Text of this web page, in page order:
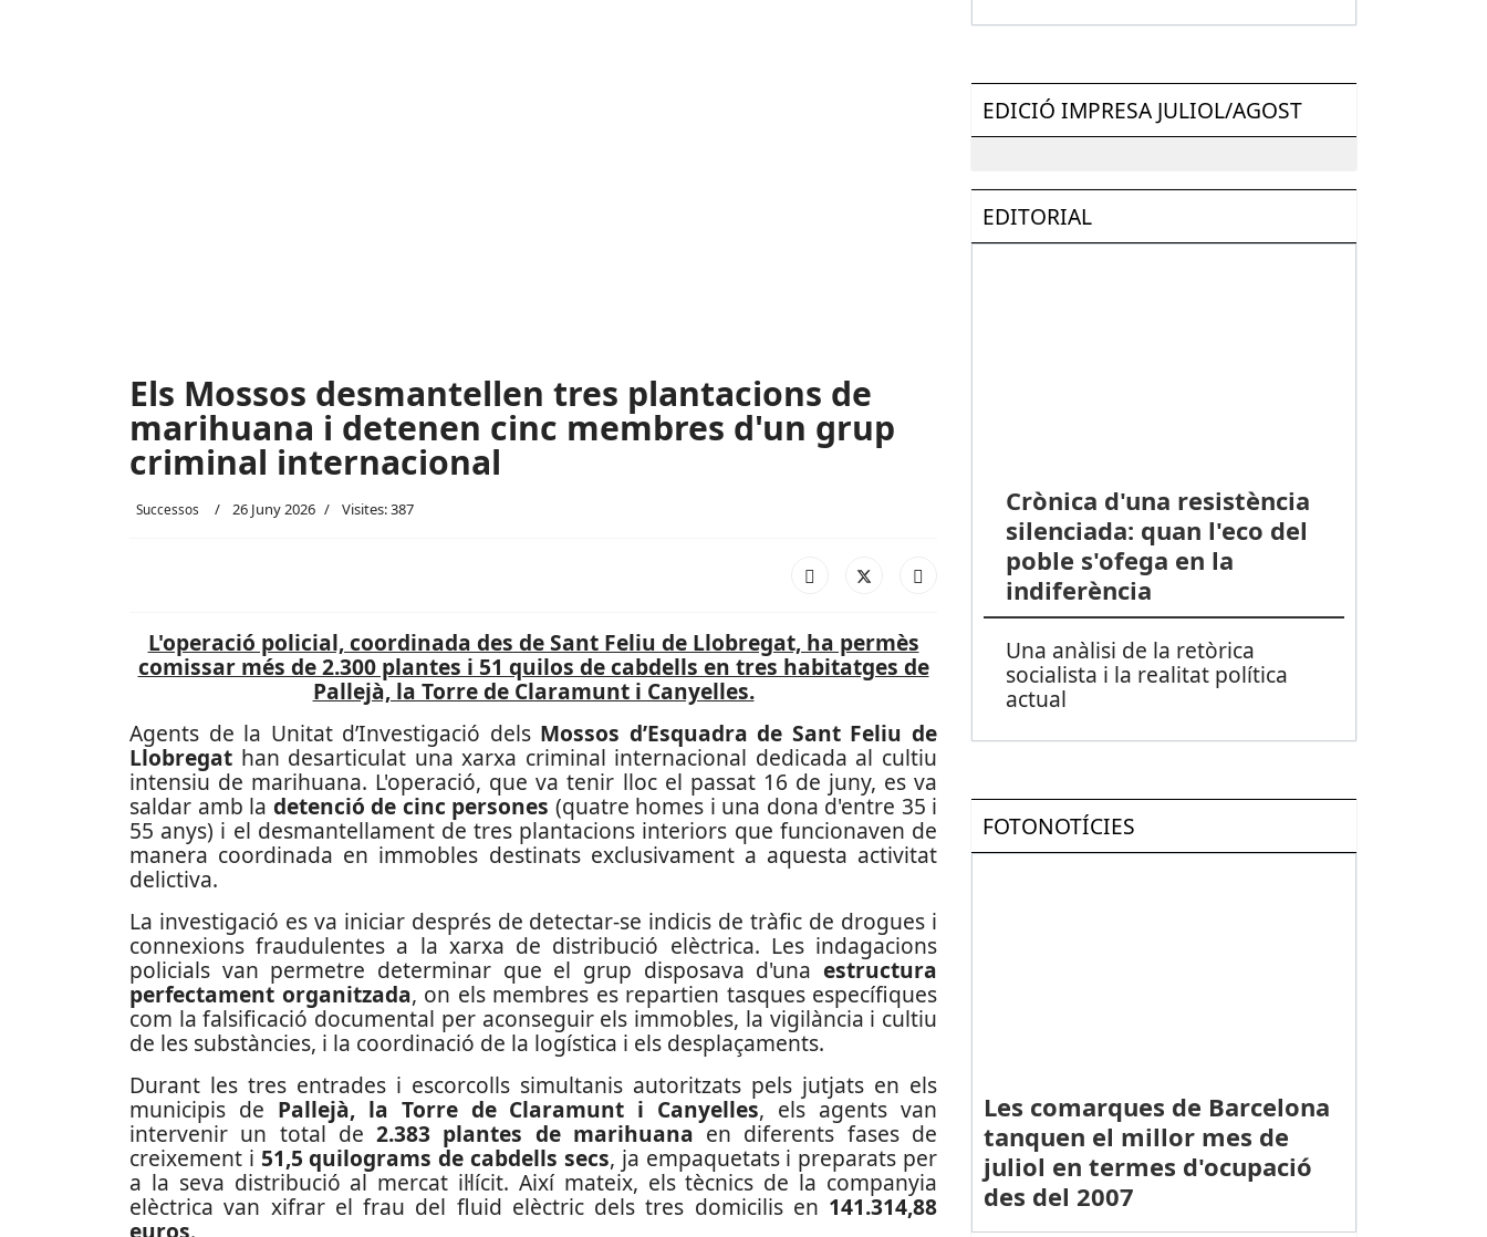
Els Mossos desmantellen tres plantacions de
marihuana i detenen cinc membres d'un grup
criminal internacional
Successos 26 Juny 2026 Visites: 387
L'operació policial, coordinada des de Sant Feliu de Llobregat, ha permès
comissar més de 2.300 plantes i 51 quilos de cabdells en tres habitatges de
Pallejà, la Torre de Claramunt i Canyelles.
Agents de la Unitat d’Investigació dels Mossos d’Esquadra de Sant Feliu de
Llobregat han desarticulat una xarxa criminal internacional dedicada al cultiu
intensiu de marihuana. L'operació, que va tenir lloc el passat 16 de juny, es va
saldar amb la detenció de cinc persones (quatre homes i una dona d'entre 35 i
55 anys) i el desmantellament de tres plantacions interiors que funcionaven de
manera coordinada en immobles destinats exclusivament a aquesta activitat
delictiva.
La investigació es va iniciar després de detectar-se indicis de tràfic de drogues i
connexions fraudulentes a la xarxa de distribució elèctrica. Les indagacions
policials van permetre determinar que el grup disposava d'una estructura
perfectament organitzada, on els membres es repartien tasques específiques
com la falsificació documental per aconseguir els immobles, la vigilància i cultiu
de les substàncies, i la coordinació de la logística i els desplaçaments.
Durant les tres entrades i escorcolls simultanis autoritzats pels jutjats en els
municipis de Pallejà, la Torre de Claramunt i Canyelles, els agents van
intervenir un total de2.383 plantes de marihuana en diferents fases de
creixement i 51,5 quilograms de cabdells secs, ja empaquetats i preparats per
a la seva distribució al mercat il·lícit. Així mateix, els tècnics de la companyia
elèctrica van xifrar el frau del fluid elèctric dels tres domicilis en 141.314,88
euros.
EDICIÓ IMPRESA JULIOL/AGOST
EDITORIAL
Crònica d'una resistència
silenciada: quan l'eco del
poble s'ofega en la
indiferència
Una anàlisi de la retòrica
socialista i la realitat política
actual
FOTONOTÍCIES
Les comarques de Barcelona
tanquen el millor mes de
juliol en termes d'ocupació
des del 2007